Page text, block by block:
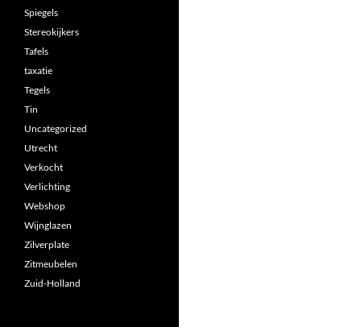
Spiegels
Stereokijkers
Tafels
taxatie
Tegels
Tin
Uncategorized
Utrecht
Verkocht
Verlichting
Webshop
Wijnglazen
Zilverplate
Zitmeubelen
Zuid-Holland